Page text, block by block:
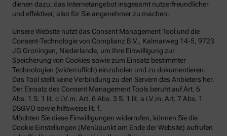
dienen dazu, das Internetangebot insgesamt nutzerfreundlicher
und effektiver, also für Sie angenehmer zu machen.
Unsere Website nutzt das Consent Management Tool und die
Consent-Technologie von Complianz B.V., Kalmarweg 14-5, 9723
JG Groningen, Niederlande, um Ihre Einwilligung zur
Speicherung von Cookies sowie zum Einsatz bestimmter
Technologien (widerruflich) einzuholen und zu dokumentieren.
Das Tool stellt keine Verbindung zu den Servern des Anbieters her.
Der Einsatz des Consent Management Tools beruht auf Art. 6
Abs. 1 S. 1 lit. c i.V.m. Art. 6 Abs. 3 S. 1 lit. a i.V.m. Art. 7 Abs. 1
DSGVO sowie hilfsweise lit. f.
Möchten Sie diese Einwilligungen widerrufen, können Sie die
Cookie Einstellungen (Menüpunkt am Ende der Website) aufrufen